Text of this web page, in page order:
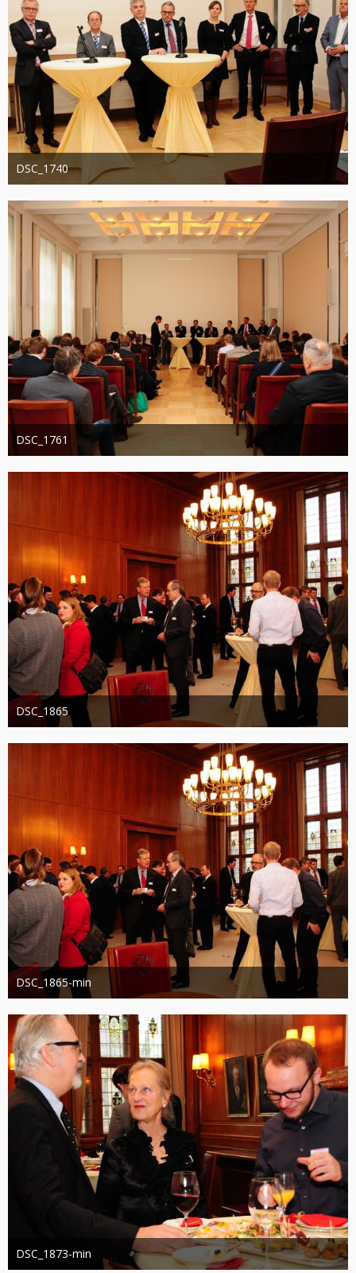
DSC_1740
Administrator
20. August 2019
1.286
0 0
DSC_1761
Administrator
20. August 2019
1.219
0 0
DSC_1865
Administrator
20. August 2019
1.253
0 0
DSC_1865-min
Administrator
13. März 2019
1.211
0
DSC_1873-min
Administrator 13. März 2019